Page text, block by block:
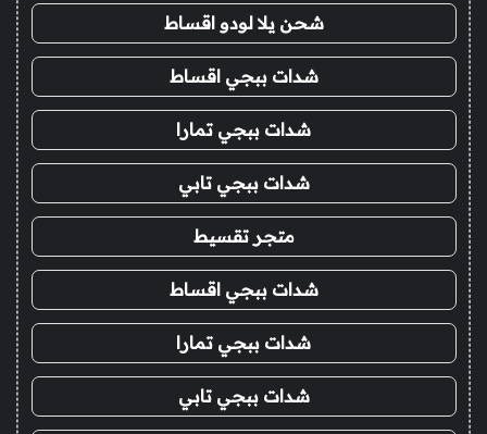
شحن يلا لودو اقساط
شدات ببجي اقساط
شدات ببجي تمارا
شدات ببجي تابي
متجر تقسيط
شدات ببجي اقساط
شدات ببجي تمارا
شدات ببجي تابي